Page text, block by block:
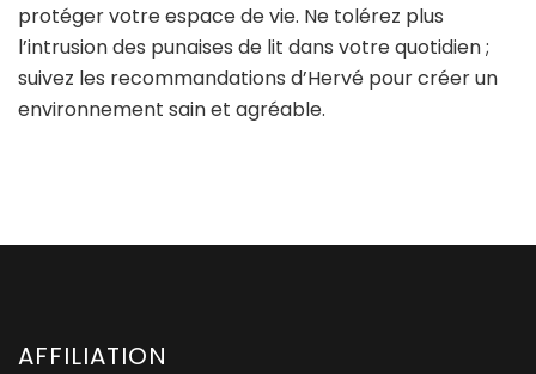
protéger votre espace de vie. Ne tolérez plus
l’intrusion des punaises de lit dans votre quotidien ;
suivez les recommandations d’Hervé pour créer un
environnement sain et agréable.
AFFILIATION